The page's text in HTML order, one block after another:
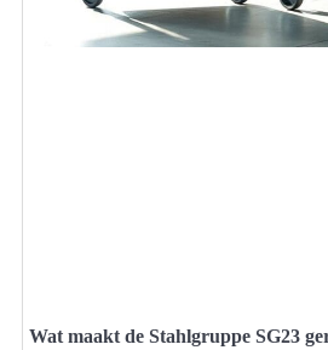
Wat maakt de Stahlgruppe SG23